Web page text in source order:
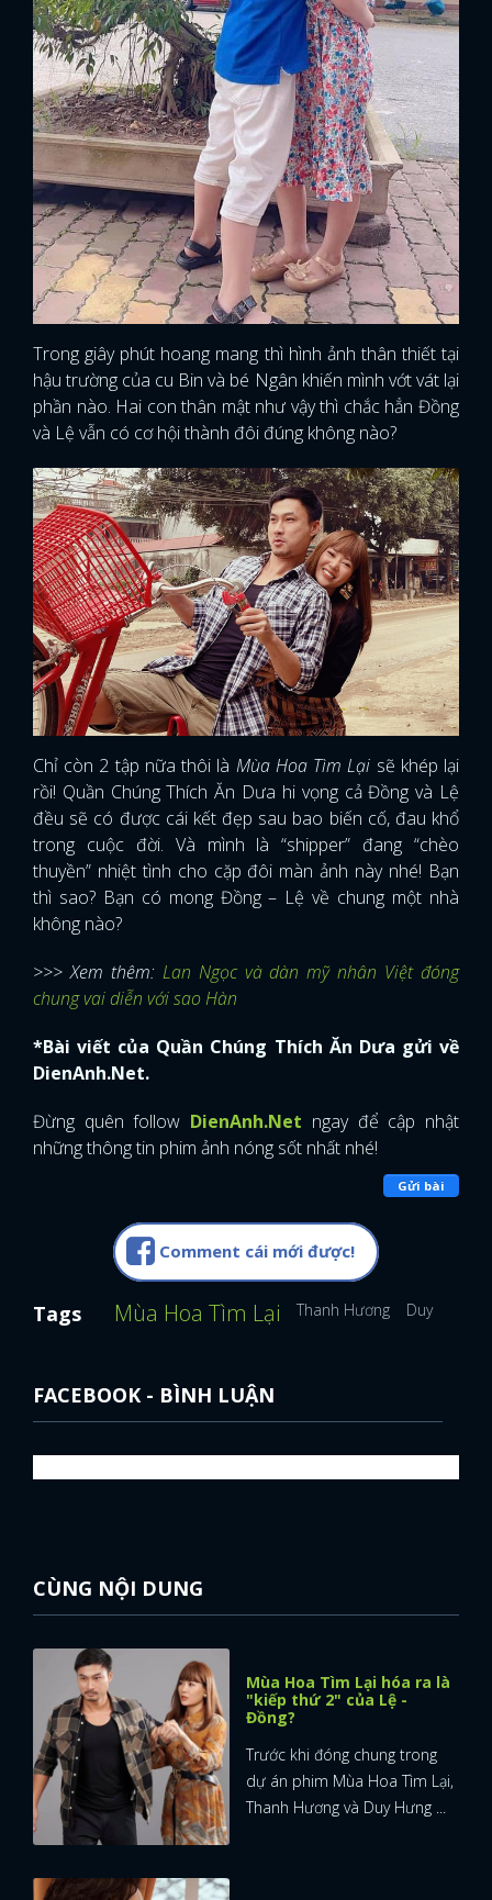
ĐĂNG NHẬP
Trong giây phút hoang mang thì hình ảnh thân thiết tại
hậu trường của cu Bin và bé Ngân khiến mình vớt vát lại
phần nào. Hai con thân mật như vậy thì chắc hẳn Đồng
và Lệ vẫn có cơ hội thành đôi đúng không nào?
Chỉ còn 2 tập nữa thôi là Mùa Hoa Tìm Lại sẽ khép lại
rồi! Quần Chúng Thích Ăn Dưa hi vọng cả Đồng và Lệ
đều sẽ có được cái kết đẹp sau bao biến cố, đau khổ
trong cuộc đời. Và mình là “shipper” đang “chèo
thuyền” nhiệt tình cho cặp đôi màn ảnh này nhé! Bạn
thì sao? Bạn có mong Đồng – Lệ về chung một nhà
không nào?
>>> Xem thêm: Lan Ngọc và dàn mỹ nhân Việt đóng
chung vai diễn với sao Hàn
*Bài viết của Quần Chúng Thích Ăn Dưa gửi về
DienAnh.Net.
Đừng quên follow DienAnh.Net ngay để cập nhật
những thông tin phim ảnh nóng sốt nhất nhé!
Gửi bài
Comment cái mới được!
Tags Mùa Hoa Tìm Lại Thanh Hương Duy Hưng
FACEBOOK - BÌNH LUẬN
CÙNG NỘI DUNG
Mùa Hoa Tìm Lại hóa ra là
"kiếp thứ 2" của Lệ -
Đồng?
Trước khi đóng chung trong
dự án phim Mùa Hoa Tìm Lại,
Thanh Hương và Duy Hưng ...